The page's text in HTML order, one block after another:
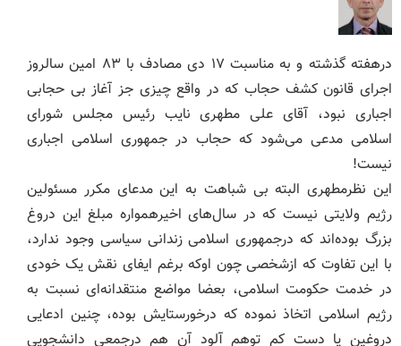
درهفته گذشته و به مناسبت ۱۷ دی مصادف با ۸۳ امین سالروز
اجرای قانون کشف حجاب که در واقع چیزی جز آغاز بی حجابی
اجباری نبود، آقای علی مطهری نایب رئیس مجلس شورای
اسلامی مدعی می‌شود که حجاب در جمهوری اسلامی اجباری
نیست!
این نظرمطهری البته بی شباهت به این مدعای مکرر مسئولین
رژیم ولایتی نیست که در سال‌های اخیرهمواره مبلغ این دروغ
بزرگ بوده‌اند که درجمهوری اسلامی زندانی سیاسی وجود ندارد،
با این تفاوت که ازشخصی چون اوکه برغم ایفای نقش یک خودی
در خدمت حکومت اسلامی، بعضا مواضع منتقدانه‌ای نسبت به
رژیم اسلامی اتخاذ نموده که درخورستایش بوده، چنین ادعایی
دروغین یا دست کم توهم آلود آن هم درجمعی دانشجویی